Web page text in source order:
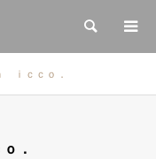
検索
ｉｃｃｏ．
．